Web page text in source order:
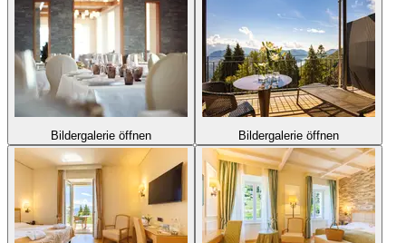
Bildergalerie öffnen Bildergalerie öffnen